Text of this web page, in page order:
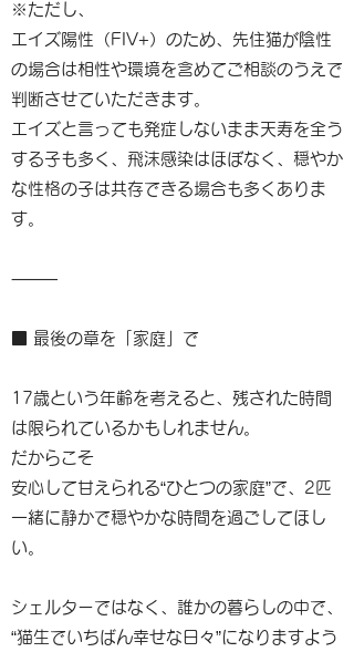
※ただし、
エイズ陽性（FIV+）のため、先住猫が陰性
の場合は相性や環境を含めてご相談のうえで
判断させていただきます。
エイズと言っても発症しないまま天寿を全う
する子も多く、飛沫感染はほぼなく、穏やか
な性格の子は共存できる場合も多くありま
す。
⸻
■ 最後の章を「家庭」で
17歳という年齢を考えると、残された時間
は限られているかもしれません。
だからこそ
安心して甘えられる“ひとつの家庭”で、2匹
一緒に静かで穏やかな時間を過ごしてほし
い。
シェルターではなく、誰かの暮らしの中で、
“猫生でいちばん幸せな日々”になりますよう